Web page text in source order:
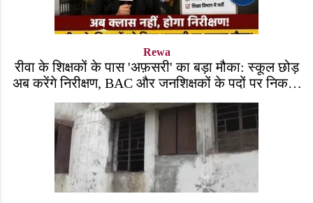
Rewa
रीवा के शिक्षकों के पास 'अफ़सरी' का बड़ा मौका: स्कूल छोड़
अब करेंगे निरीक्षण, BAC और जनशिक्षकों के पदों पर निकली
भर्ती!